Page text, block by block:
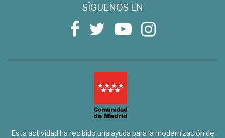
SÍGUENOS EN
Esta actividad ha recibido una ayuda para la modernización de